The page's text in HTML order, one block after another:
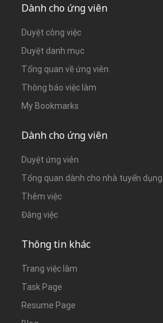
Dành cho ứng viên
Duyệt công việc
Duyệt danh mục
Tổng quan về ứng viên
Thông báo việc làm
My Bookmarks
Dành cho ứng viên
Duyệt ứng viên
Tổng quan dành cho nhà tuyển dụng
Thêm việc
Đăng việc
Thông tin khác
Trang việc làm
Task Page
Resume Page